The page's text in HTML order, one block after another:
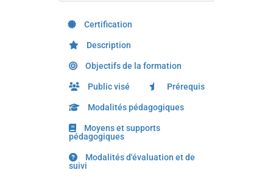
Certification
Description
Objectifs de la formation
Public visé Prérequis
Modalités pédagogiques
Moyens et supports
pédagogiques
Modalités d'évaluation et de
suivi